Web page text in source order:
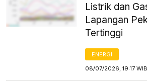
Listrik dan
Lapangan
Tertinggi
ENERGI
08/07/2026, 19:17 WIB